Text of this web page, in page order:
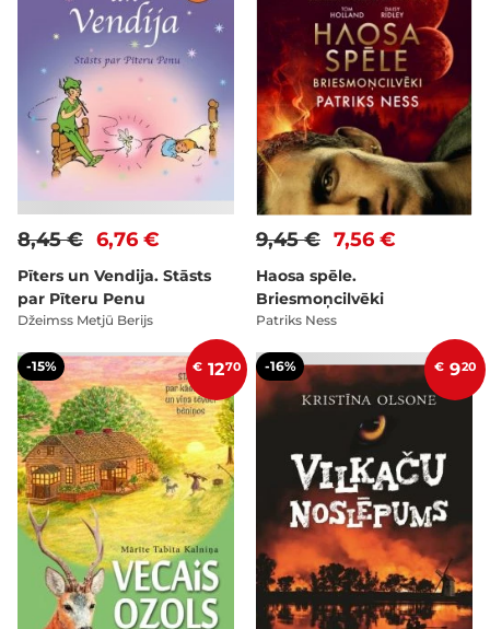
6,76 €
8,45 €
Pīters un Vendija. Stāsts
par Pīteru Penu
Džeimss Metjū Berijs
7,56 €
9,45 €
Haosa spēle.
Briesmoņcilvēki
Patriks Ness
-15% € 1270 -16% € 920